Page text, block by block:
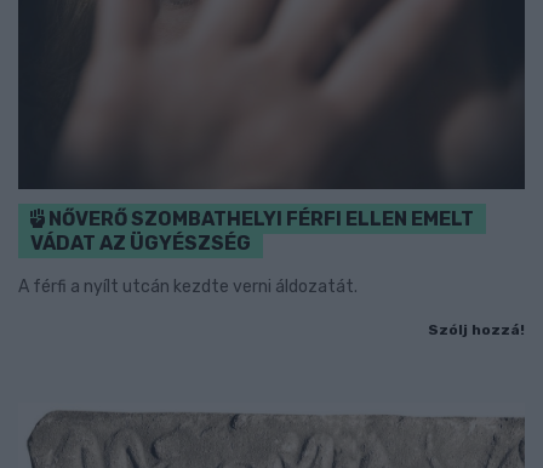
NŐVERŐ SZOMBATHELYI FÉRFI ELLEN EMELT
VÁDAT AZ ÜGYÉSZSÉG
A férfi a nyílt utcán kezdte verni áldozatát.
Szólj hozzá!